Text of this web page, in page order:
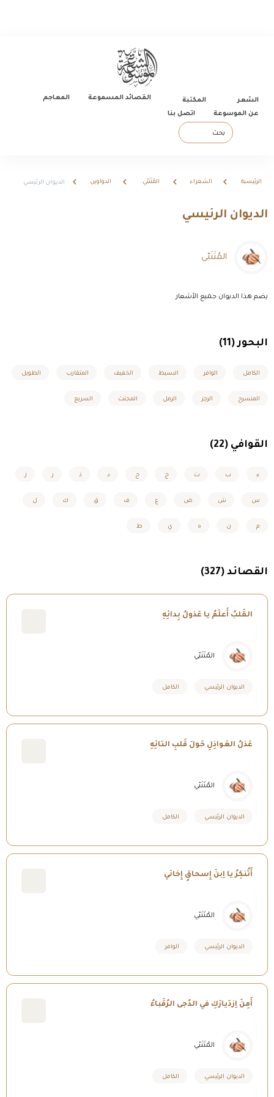
الشعر المكتبة القصائد المسموعة المعاجم
عن الموسوعة اتصل بنا
بحث
الرئيسية الشعراء المُتَنَبّي الدواوين الديوان الرئيسي
الديوان الرئيسي
المُتَنَبّي
يضم هذا الديوان جميع الأشعار
البحور (11)
الكامل الوافر البسيط الخفيف المتقارب الطويل
المنسرح الرجز الرمل المجتث السريع
القوافي (22)
ء ب ت ج ح د ذ ر ز
س ش ض ع ف ق ك ل
م ن ه ي ط
القصائد (327)
القَلبُ أَعلَمُ يا عَذولُ بِدائِهِ
المُتَنَبّي
الديوان الرئيسي الكامل
عَذلُ العَواذِلِ حَولَ قَلبِ التائِهِ
المُتَنَبّي
الديوان الرئيسي الكامل
أَتُنكِرُ يا اِبنَ إِسحاقٍ إِخائي
المُتَنَبّي
الديوان الرئيسي الوافر
أَمِنَ اِزدَيارَكِ في الدُجى الرُقَباءُ
المُتَنَبّي
الديوان الرئيسي الكامل